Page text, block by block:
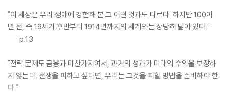
"이 세상은 우리 생애에 경험해 본 그 어떤 것과도 다르다. 하지만 100여
년 전, 즉 19세기 후반부터 1914년까지의 세계와는 상당히 닮아 있다."
--- p.13
"전략 문제도 금융과 마찬가지여서, 과거의 성과가 미래의 수익을 보장하
지 않는다. 전쟁을 피하고 싶다면, 우리는 그것을 피할 방법을 준비해야 한
다."